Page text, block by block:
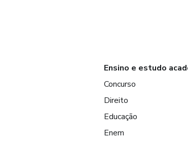
Ensino e estudo
Concurso
Direito
Educação
Enem